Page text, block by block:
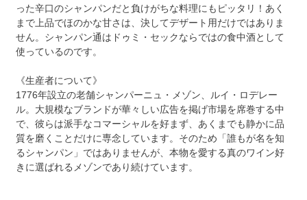
った辛口のシャンパンだと負けがちな料理にもピッタリ！あく
まで上品でほのかな甘さは、決してデザート用だけではありま
せん。シャンパン通はドゥミ・セックならではの食中酒として
使っているのです。
《生産者について》
1776年設立の老舗シャンパーニュ・メゾン、ルイ・ロデレー
ル。大規模なブランドが華々しい広告を掲げ市場を席巻する中
で、彼らは派手なコマーシャルを好まず、あくまでも静かに品
質を磨くことだけに専念しています。そのため「誰もが名を知
るシャンパン」ではありませんが、本物を愛する真のワイン好
きに選ばれるメゾンであり続けています。